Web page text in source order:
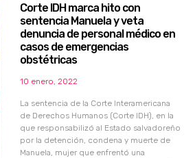
Corte IDH marca hito con
sentencia Manuela y veta
denuncia de personal médico en
casos de emergencias
obstétricas
10 enero, 2022
La sentencia de la Corte Interamericana
de Derechos Humanos (Corte IDH), en la
que responsabilizó al Estado salvadoreño
por la detención, condena y muerte de
Manuela, mujer que enfrentó una